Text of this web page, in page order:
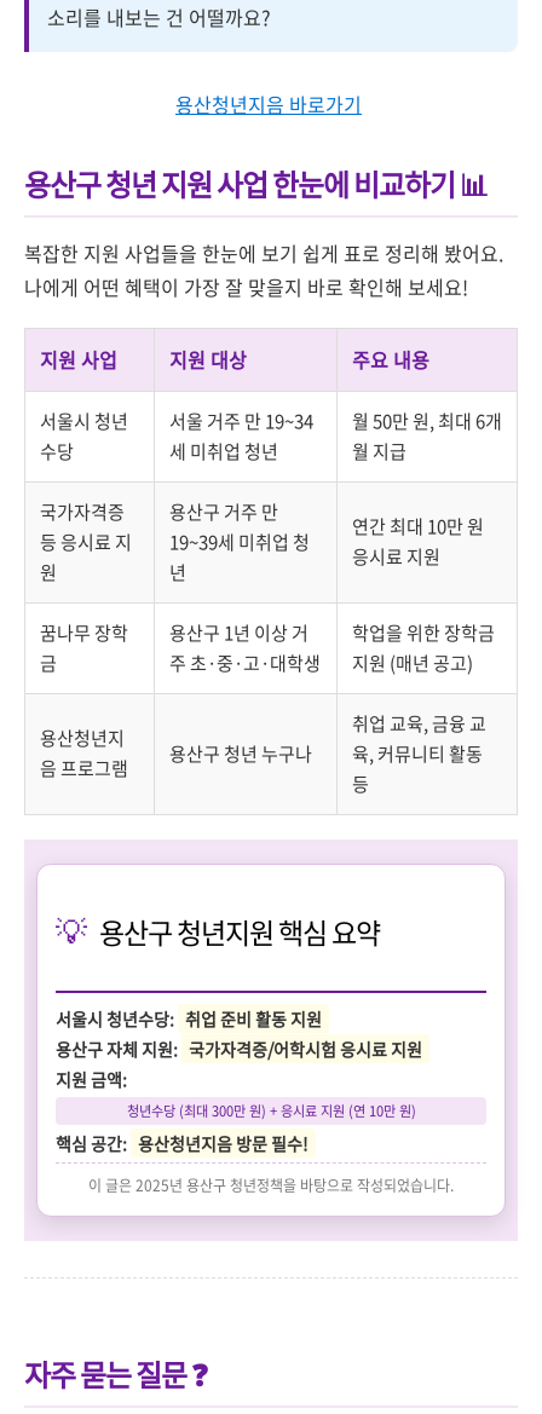
소리를 내보는 건 어떨까요?
용산청년지음 바로가기
용산구 청년 지원 사업 한눈에 비교하기 📊
복잡한 지원 사업들을 한눈에 보기 쉽게 표로 정리해 봤어요.
나에게 어떤 혜택이 가장 잘 맞을지 바로 확인해 보세요!
지원 사업 지원 대상 주요 내용
서울시 청년
수당
서울 거주 만 19~34
세 미취업 청년
월 50만 원, 최대 6개
월 지급
국가자격증
등 응시료 지
원
용산구 거주 만
19~39세 미취업 청
년
연간 최대 10만 원
응시료 지원
꿈나무 장학
금
용산구 1년 이상 거
주 초·중·고·대학생
학업을 위한 장학금
지원 (매년 공고)
용산청년지
음 프로그램
용산구 청년 누구나
취업 교육, 금융 교
육, 커뮤니티 활동
등
💡 용산구 청년지원 핵심 요약
서울시 청년수당: 취업 준비 활동 지원
용산구 자체 지원: 국가자격증/어학시험 응시료 지원
지원 금액:
청년수당 (최대 300만 원) + 응시료 지원 (연 10만 원)
핵심 공간: 용산청년지음 방문 필수!
이 글은 2025년 용산구 청년정책을 바탕으로 작성되었습니다.
자주 묻는 질문 ❓